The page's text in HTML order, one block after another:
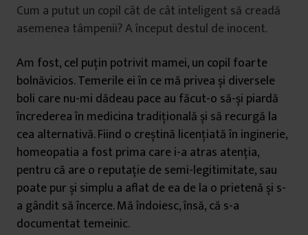
Cum a putut un copil cât de cât inteligent să creadă
asemenea tâmpenii? A început destul de inocent.
Am fost, cel puțin potrivit mamei, un copil foarte
bolnăvicios. Temerile ei în ce mă privea și diversele
boli care nu-mi dădeau pace au făcut-o să-și piardă
încrederea în medicina tradițională și să recurgă la
cea alternativă. Fiind o creștină licențiată în inginerie,
homeopatia a fost prima care i-a atras atenția,
pentru că are o reputație de semi-legitimitate, sau
poate pur și simplu a aflat de ea de la o prietenă și s-
a gândit să încerce. Mă îndoiesc, însă, că s-a
documentat temeinic.